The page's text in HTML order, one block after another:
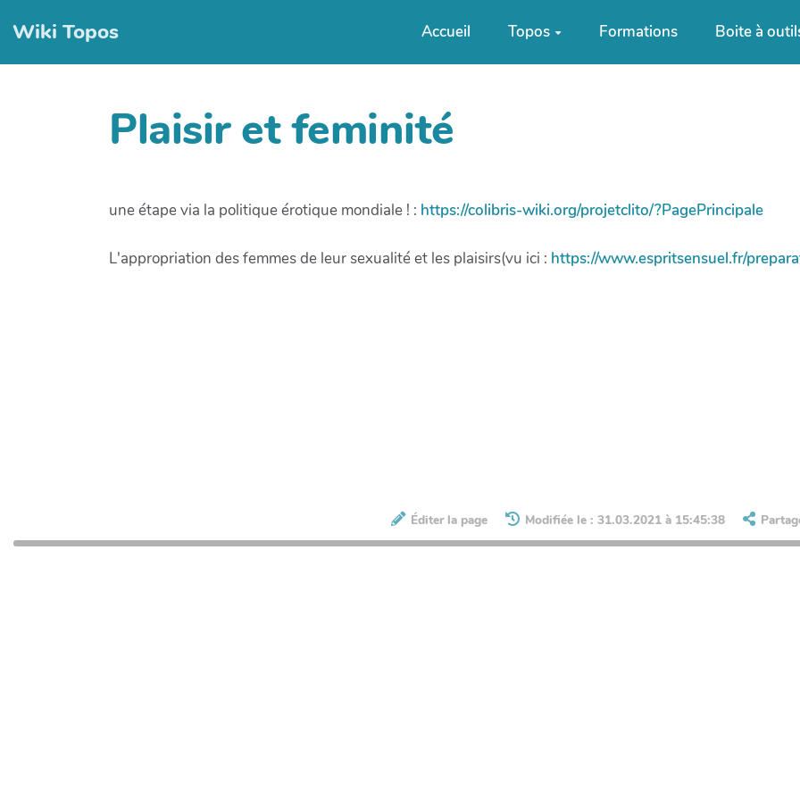
Wiki Topos Accueil Topos Formations Boite à
Plaisir et feminité
une étape via la politique érotique mondiale ! : https://colibris-wiki.org/projetclito/?PagePrincipale
L'appropriation des femmes de leur sexualité et les plaisirs(vu ici : https://www.espritsensuel.fr/
Éditer la page Modifiée le : 31.03.2021 à 15:45:38